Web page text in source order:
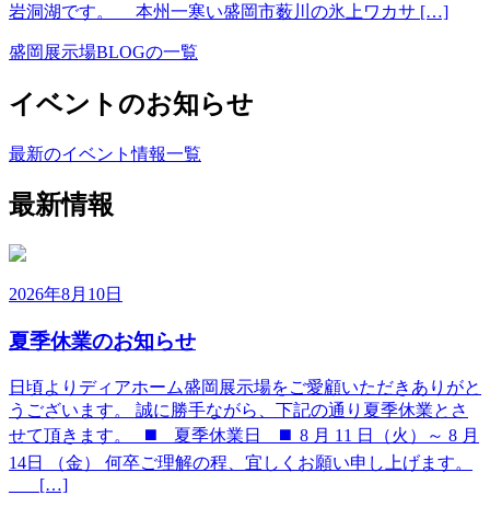
岩洞湖です。 本州一寒い盛岡市薮川の氷上ワカサ […]
盛岡展示場BLOGの一覧
イベントのお知らせ
最新のイベント情報一覧
最新情報
2026年8月10日
夏季休業のお知らせ
日頃よりディアホーム盛岡展示場をご愛顧いただきありがと
うございます。 誠に勝手ながら、下記の通り夏季休業とさ
せて頂きます。 ◼️ 夏季休業日 ◼️ 8 月 11 日（火）～ 8 月
14日 （金） 何卒ご理解の程、宜しくお願い申し上げます。
___ […]